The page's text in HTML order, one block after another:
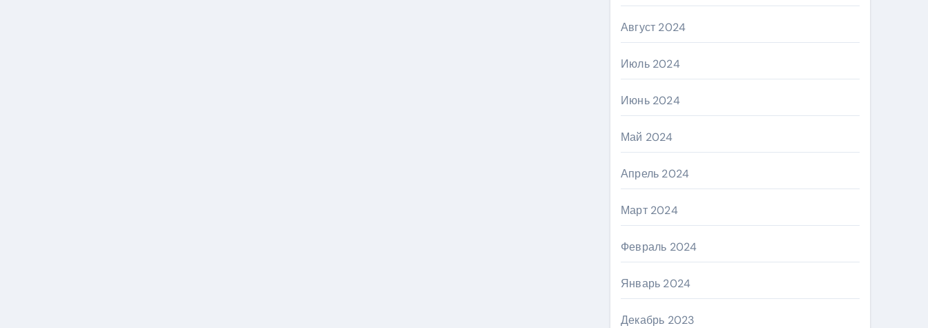
Август 2024
Июль 2024
Июнь 2024
Май 2024
Апрель 2024
Март 2024
Февраль 2024
Январь 2024
Декабрь 2023